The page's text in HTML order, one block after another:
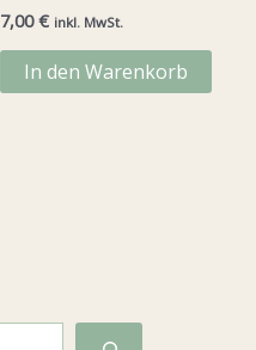
7,00€ inkl. MwSt.
In den Warenkorb